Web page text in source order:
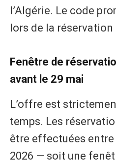
l’Algérie. Le code
lors de la réservation
Fenêtre de
avant le 29 mai
L’offre est
temps. Les
être effectuées entre
2026 — soit une